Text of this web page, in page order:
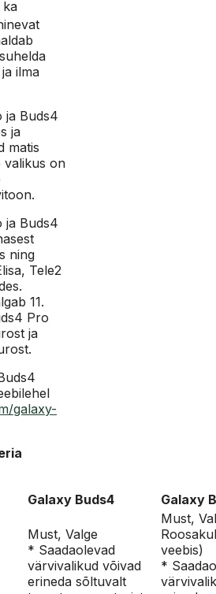
ka
ilma
ja Buds4
ja
matis
valikus on
ja Buds4
ning
Tele2
11.
Pro
ja
galaxy-
Galaxy Buds4 Galaxy
Must, Valge
* Saadaolevad
värvivalikud võivad
erineda sõltuvalt
Must,
veebis)
*